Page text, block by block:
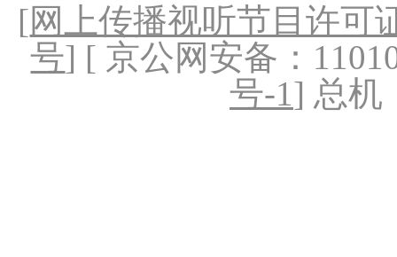
[网上传播视听节目许可
号] [ 京公网安备：
号-1] 总机